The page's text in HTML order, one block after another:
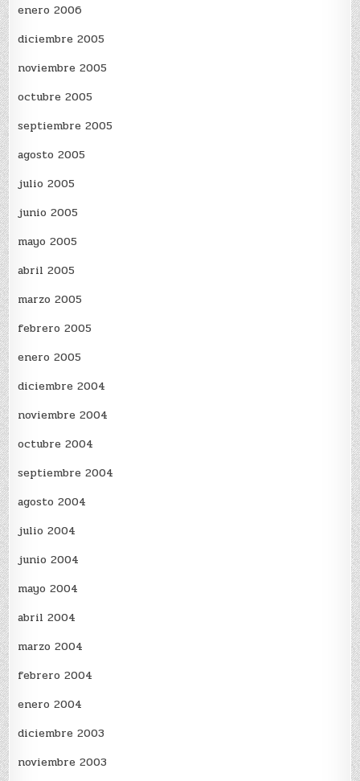
enero 2006
diciembre 2005
noviembre 2005
octubre 2005
septiembre 2005
agosto 2005
julio 2005
junio 2005
mayo 2005
abril 2005
marzo 2005
febrero 2005
enero 2005
diciembre 2004
noviembre 2004
octubre 2004
septiembre 2004
agosto 2004
julio 2004
junio 2004
mayo 2004
abril 2004
marzo 2004
febrero 2004
enero 2004
diciembre 2003
noviembre 2003